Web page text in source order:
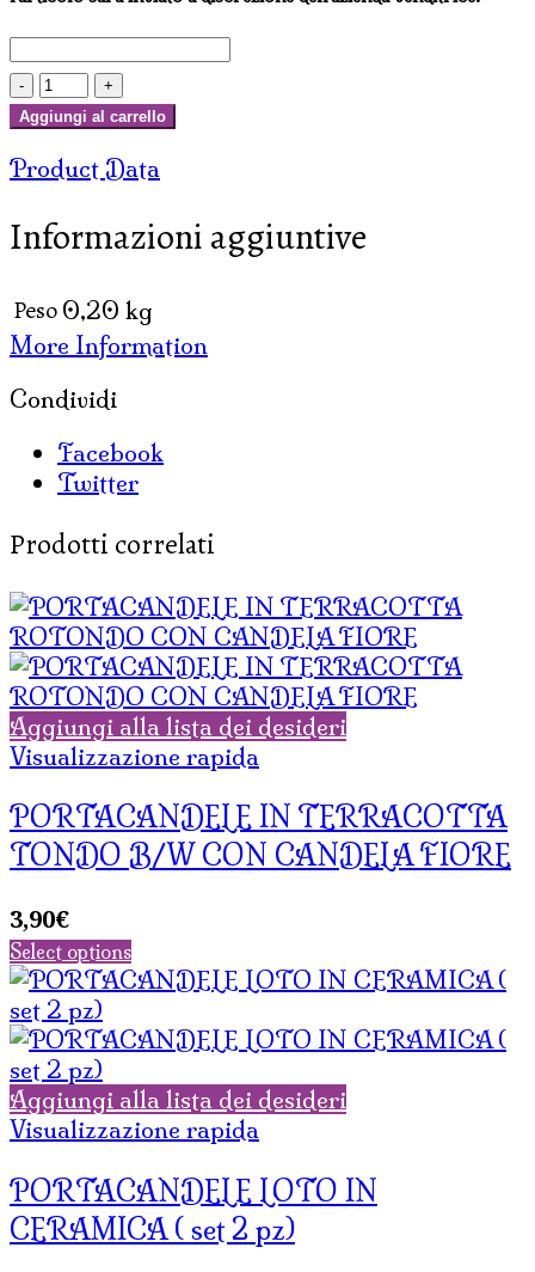
PORTACANDELE
LOTO
CERAMICA
Aggiungi al carrello
Product Data
Informazioni aggiuntive
Peso 0,20 kg
More Information
Condividi
Facebook
Twitter
Prodotti correlati
Aggiungi alla lista dei desideri
Visualizzazione rapida
PORTACANDELE IN TERRACOTTA
TONDO B/W CON CANDELA FIORE
3,90€
Select options
Aggiungi alla lista dei desideri
Visualizzazione rapida
PORTACANDELE LOTO IN
CERAMICA ( set 2 pz)